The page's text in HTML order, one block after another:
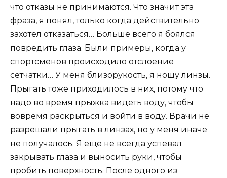
что отказы не принимаются. Что значит эта
фраза, я понял, только когда действительно
захотел отказаться… Больше всего я боялся
повредить глаза. Были примеры, когда у
спортсменов происходило отслоение
сетчатки… У меня близорукость, я ношу линзы.
Прыгать тоже приходилось в них, потому что
надо во время прыжка видеть воду, чтобы
вовремя раскрыться и войти в воду. Врачи не
разрешали прыгать в линзах, но у меня иначе
не получалось. Я еще не всегда успевал
закрывать глаза и выносить руки, чтобы
пробить поверхность. После одного из